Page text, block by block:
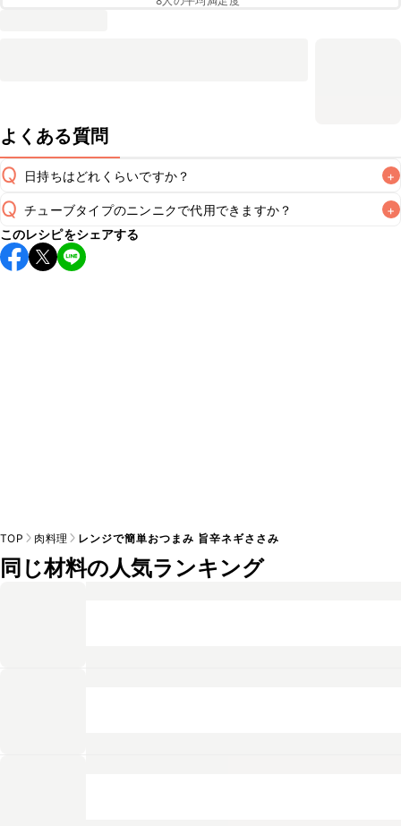
よくある質問
Q 日持ちはどれくらいですか？ +
A
保存期間は冷蔵で翌日中が目安です。なるべくお早めにお召
し上がりください。
※日持ちは目安です。
Q チューブタイプのニンニクで代用できますか？ +
A
チューブタイプのニンニクを使用してもお作りいただけま
す。小さじ1/2を目安に加え、お好みの風味になるようご調節
このレシピをシェアする
TOP 肉料理 レンジで簡単おつまみ 旨辛ネギささみ
同じ材料の人気ランキング